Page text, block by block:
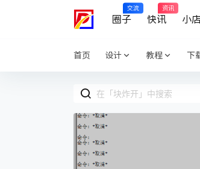
圈子
交流
快讯
资讯
小店
首页 设计 教程 下